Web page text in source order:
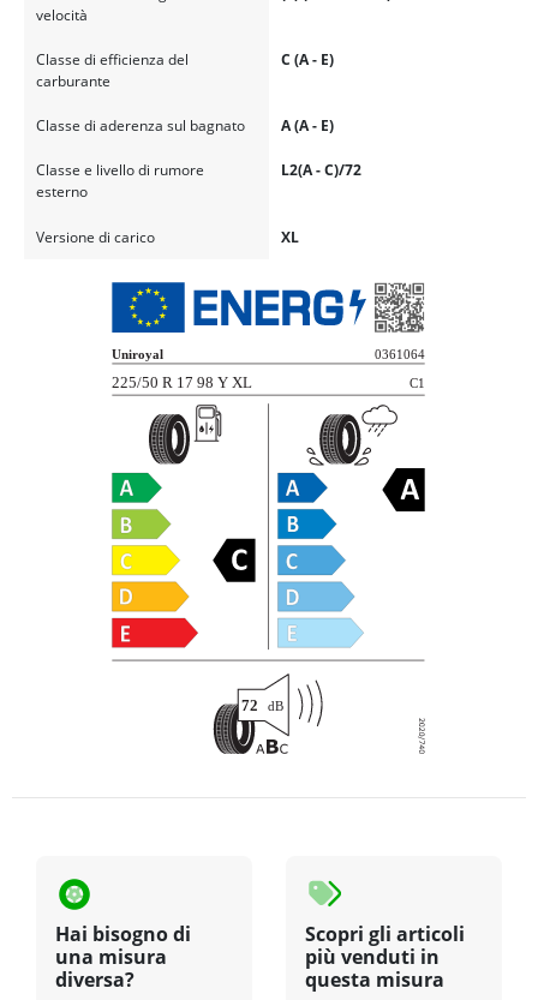
velocità
Classe di efficienza del
carburante
C (A - E)
Classe di aderenza sul bagnato A (A - E)
Classe e livello di rumore
esterno
L2(A - C)/72
Versione di carico XL
Hai bisogno di
una misura
diversa?
Scopri gli articoli
più venduti in
questa misura